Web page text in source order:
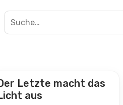
Letzte macht das
aus